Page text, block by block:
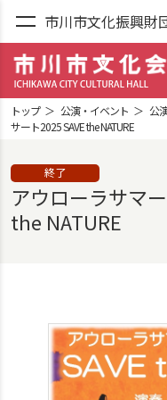
市川市文化振興財
トップ 公演・イベント 公
サート2025 SAVE the NATURE
終了
アウローラサマ
the NATURE